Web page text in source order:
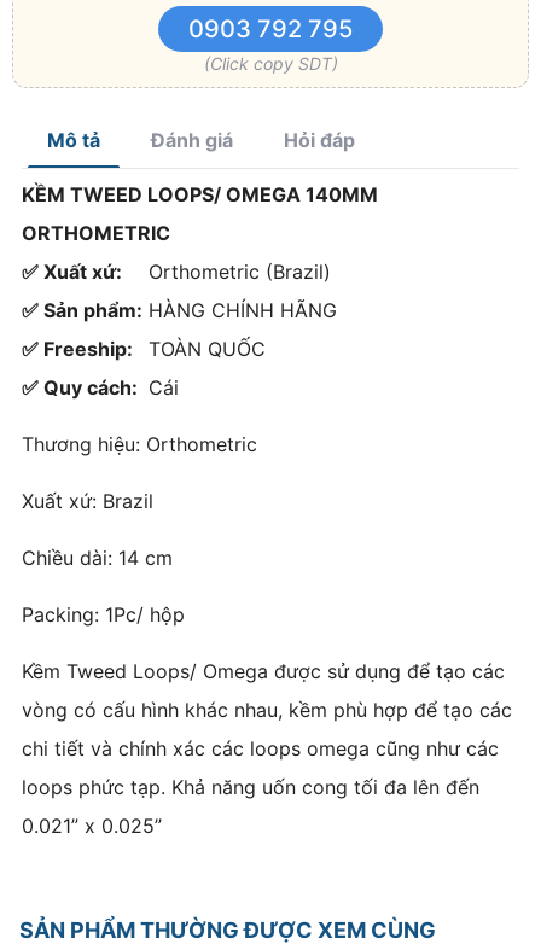
0903 792 795
(Click copy SDT)
Mô tả Đánh giá Hỏi đáp
KỀM TWEED LOOPS/ OMEGA 140MM
ORTHOMETRIC
✅ Xuất xứ:
Orthometric (Brazil)
✅ Sản phẩm: HÀNG CHÍNH HÃNG
✅ Freeship:
TOÀN QUỐC
✅ Quy cách: Cái
Thương hiệu: Orthometric
Xuất xứ: Brazil
Chiều dài: 14 cm
Packing: 1Pc/ hộp
Kềm Tweed Loops/ Omega được sử dụng để tạo các
vòng có cấu hình khác nhau, kềm phù hợp để tạo các
chi tiết và chính xác các loops omega cũng như các
loops phức tạp. Khả năng uốn cong tối đa lên đến
0.021” x 0.025”
SẢN PHẨM THƯỜNG ĐƯỢC XEM CÙNG